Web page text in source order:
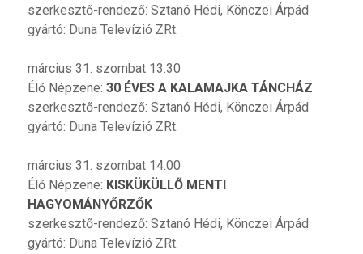
szerkesztő-rendező: Sztanó Hédi, Könczei Árpád
gyártó: Duna Televízió ZRt.
március 31. szombat 13.30
Élő Népzene: 30 ÉVES A KALAMAJKA TÁNCHÁZ
szerkesztő-rendező: Sztanó Hédi, Könczei Árpád
gyártó: Duna Televízió ZRt.
március 31. szombat 14.00
Élő Népzene: KISKÜKÜLLŐ MENTI
HAGYOMÁNYŐRZŐK
szerkesztő-rendező: Sztanó Hédi, Könczei Árpád
gyártó: Duna Televízió ZRt.